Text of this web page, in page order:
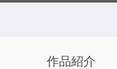
作品紹介